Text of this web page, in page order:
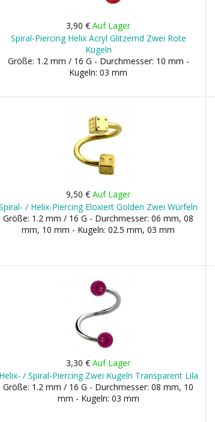
3,90 €Auf Lager
Spiral-Piercing Helix Acryl Glitzernd Zwei Rote
Kugeln
Größe: 1.2 mm / 16 G - Durchmesser: 10 mm -
Kugeln: 03 mm
9,50 €Auf Lager
/ Helix-Piercing Eloxiert Golden Zwei Würfeln
Größe: 1.2 mm / 16 G - Durchmesser: 06 mm, 08
mm, 10 mm - Kugeln: 02.5 mm, 03 mm
3,30 €Auf Lager
Helix- / Spiral-Piercing Zwei Kugeln Transparent Lila
Größe: 1.2 mm / 16 G - Durchmesser: 08 mm, 10
mm - Kugeln: 03 mm